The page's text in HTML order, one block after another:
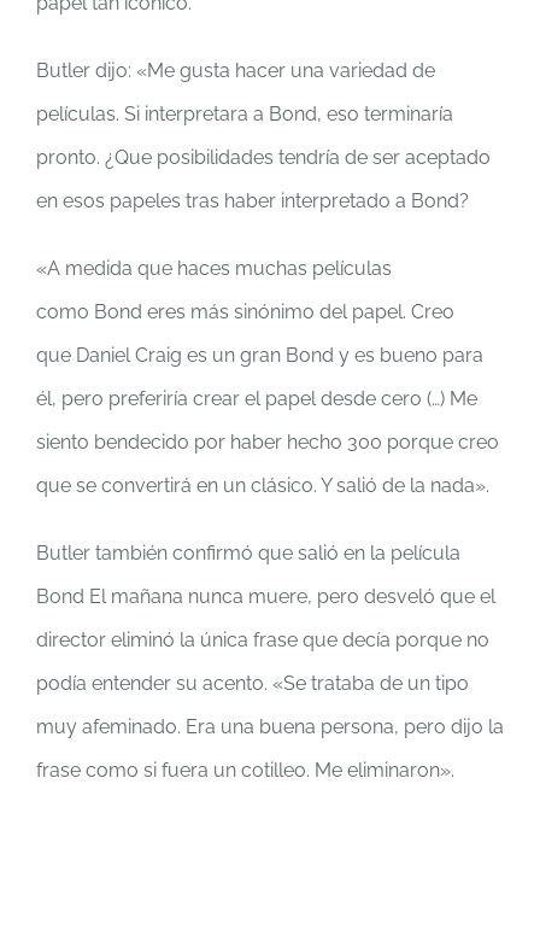
Butler dijo: «Me gusta hacer una variedad de
películas. Si interpretara a Bond, eso terminaría
pronto. ¿Que posibilidades tendría de ser aceptado
en esos papeles tras haber interpretado a Bond?
«A medida que haces muchas películas
como Bond eres más sinónimo del papel. Creo
que Daniel Craig es un gran Bond y es bueno para
él, pero preferiría crear el papel desde cero (…) Me
siento bendecido por haber hecho 300 porque creo
que se convertirá en un clásico. Y salió de la nada».
Butler también confirmó que salió en la película
Bond El mañana nunca muere, pero desveló que el
director eliminó la única frase que decía porque no
podía entender su acento. «Se trataba de un tipo
muy afeminado. Era una buena persona, pero dijo la
frase como si fuera un cotilleo. Me eliminaron».